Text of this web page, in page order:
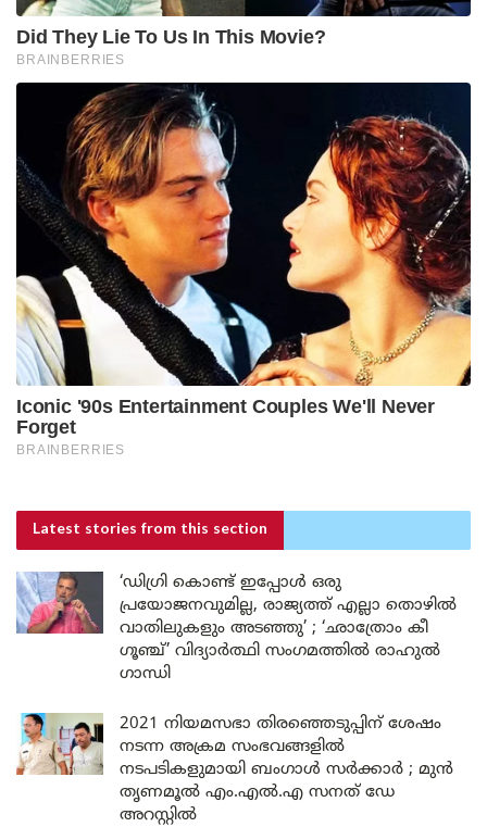
Latest stories from this section
‘ഡിഗ്രി കൊണ്ട് ഇപ്പോൾ ഒരു
പ്രയോജനവുമില്ല, രാജ്യത്ത് എല്ലാ തൊഴിൽ
വാതിലുകളും അടഞ്ഞു’ ; ‘ഛാത്രോം കീ
ഗൂഞ്ച്’ വിദ്യാർത്ഥി സംഗമത്തിൽ രാഹുൽ
ഗാന്ധി
2021 നിയമസഭാ തിരഞ്ഞെടുപ്പിന് ശേഷം
നടന്ന അക്രമ സംഭവങ്ങളിൽ
നടപടികളുമായി ബംഗാൾ സർക്കാർ ; മുൻ
തൃണമൂൽ എം.എൽ.എ സനത് ഡേ
അറസ്റ്റിൽ